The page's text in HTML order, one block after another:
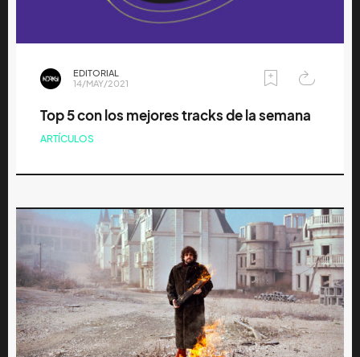
EDITORIAL
14/MAY/2021
Top 5 con los mejores tracks de la semana
ARTÍCULOS